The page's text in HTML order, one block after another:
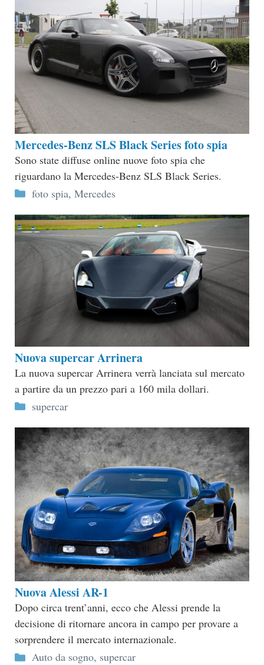
Mercedes-Benz SLS Black Series foto spia
Sono state diffuse online nuove foto spia che
riguardano la Mercedes-Benz SLS Black Series.
Categorie
foto spia, Mercedes
Nuova supercar Arrinera
La nuova supercar Arrinera verrà lanciata sul mercato
a partire da un prezzo pari a 160 mila dollari.
Categorie
supercar
Nuova Alessi AR-1
Dopo circa trent’anni, ecco che Alessi prende la
decisione di ritornare ancora in campo per provare a
sorprendere il mercato internazionale.
Categorie
Auto da sogno, supercar